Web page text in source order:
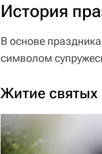
История
В основе
символом
Житие